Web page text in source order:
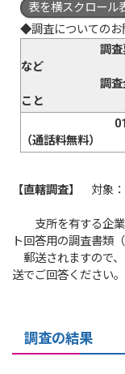
表を横スクロール
◆調査についてのお
調査票の
など
調査全般
こと
（通話料無料）
【直轄調査】 対象
支所を有する企業
ト回答用の調査書類
郵送されますので
送でご回答ください。
調査の結果